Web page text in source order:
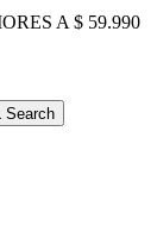
A $ 59.990
Search